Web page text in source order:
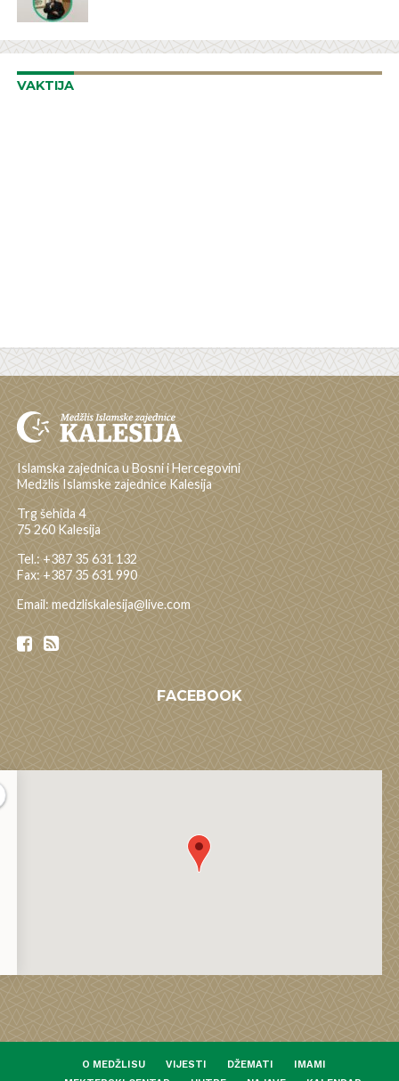
VAKTIJA
Islamska zajednica u Bosni i Hercegovini
Medžlis Islamske zajednice Kalesija
Trg šehida 4
75 260 Kalesija
Tel.: +387 35 631 132
Fax: +387 35 631 990
Email: medzliskalesija@live.com
FACEBOOK
O MEDŽLISU VIJESTI DŽEMATI
IMAMI